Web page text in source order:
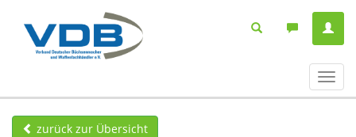
ein-/
zurück zur Übersicht